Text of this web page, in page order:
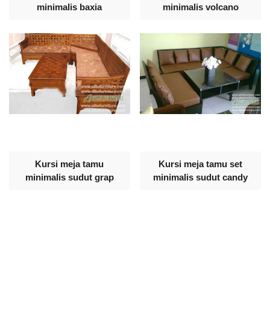
minimalis baxia
minimalis volcano
Kursi meja tamu
minimalis sudut grap
Kursi meja tamu set
minimalis sudut candy